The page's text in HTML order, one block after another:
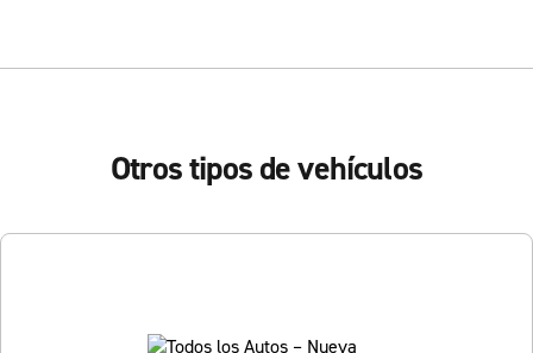
Otros tipos de vehículos